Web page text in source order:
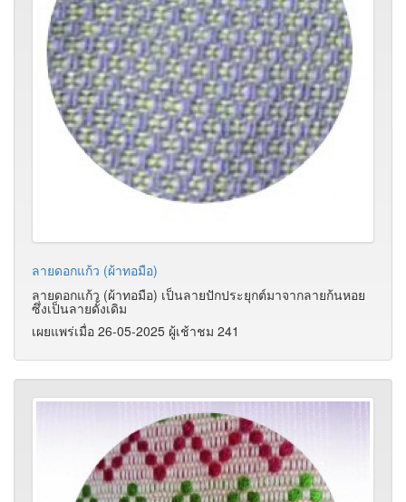
ลายดอกแก้ว (ผ้าทอมือ)
ลายดอกแก้ว (ผ้าทอมือ) เป็นลายปักประยุกต์มาจากลายก้นหอย
ซึ่งเป็นลายดั้งเดิม
เผยแพร่เมื่อ 26-05-2025 ผู้เช้าชม 241